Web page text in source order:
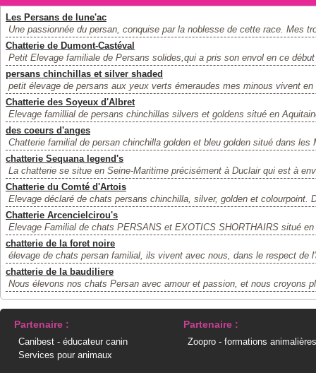
Les Persans de lune'ac
Une passionnée du persan, conquise par la noblesse de cette race. Mes
Chatterie de Dumont-Castéval
Petit Elevage familiale de Persans solides,qui a pris son envol en ce
persans chinchillas et silver shaded
petit élevage de persans aux yeux verts émeraudes mes minous vivent
Chatterie des Soyeux d'Albret
Elevage famillial de persans chinchillas silvers et goldens situé en
des coeurs d'anges
Chatterie familial de persan chinchilla golden et bleu golden situé dans les
chatterie Sequana legend's
La chatterie se situe en Seine-Maritime précisément à Duclair qui est à
Chatterie du Comté d'Artois
Elevage déclaré de chats persans chinchilla, silver, golden et colourpoint.
Chatterie Arcencielcirou's
Elevage Familial de chats PERSANS et EXOTICS SHORTHAIRS situé
chatterie de la foret noire
élevage de chats persan familial, ils vivent avec nous, dans le respect de
chatterie de la baudiliere
Nous élevons nos chats Persan avec amour et passion, et nous croyons
Partenaire :
Canibest - éducateur canin
Services pour animaux
Partenaire :
Zoopro - formations animalières